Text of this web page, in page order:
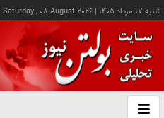
شنبه ۱۷ مرداد ۱۴۰۵ |
Saturday , 08 August 2026
باز